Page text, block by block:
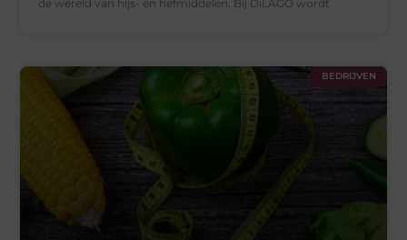
de wereld van hijs- en hefmiddelen. Bij DiLAGO wordt
BEDRIJVEN